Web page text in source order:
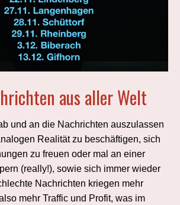
aus aller Welt
und an die Nachrichten auszulassen
Realität zu beschäftigen, sich
zu freuen oder mal an einer
(really!), sowie sich immer wieder
Nachrichten kriegen mehr
mehr Traffic und Profit, was im